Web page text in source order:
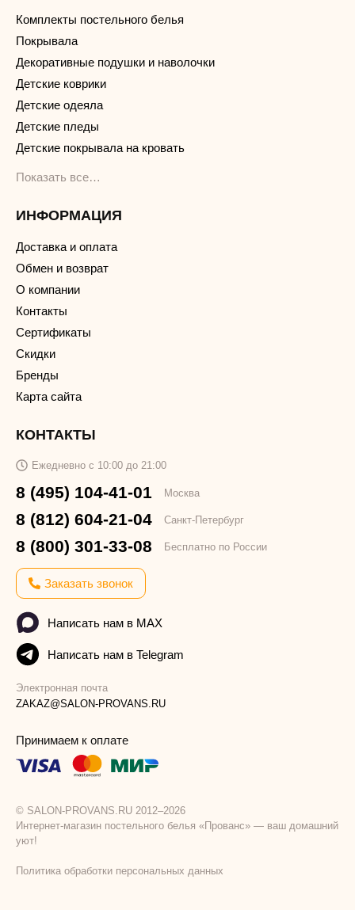
Комплекты постельного белья
Покрывала
Декоративные подушки и наволочки
Детские коврики
Детские одеяла
Детские пледы
Детские покрывала на кровать
Показать все…
ИНФОРМАЦИЯ
Доставка и оплата
Обмен и возврат
О компании
Контакты
Сертификаты
Скидки
Бренды
Карта сайта
КОНТАКТЫ
Ежедневно с 10:00 до 21:00
8 (495) 104-41-01 Москва
8 (812) 604-21-04 Санкт-Петербург
8 (800) 301-33-08 Бесплатно по России
Заказать звонок
Написать нам в MAX
Написать нам в Telegram
Электронная почта
ZAKAZ@SALON-PROVANS.RU
Принимаем к оплате
© SALON-PROVANS.RU 2012–2026
Интернет-магазин постельного белья «Прованс» — ваш домашний
уют!
Политика обработки персональных данных